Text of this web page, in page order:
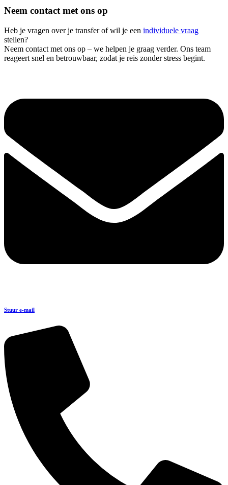
Neem contact met ons op
Heb je vragen over je transfer of wil je een individuele vraag
stellen?
Neem contact met ons op – we helpen je graag verder. Ons team
reageert snel en betrouwbaar, zodat je reis zonder stress begint.
Stuur e-mail